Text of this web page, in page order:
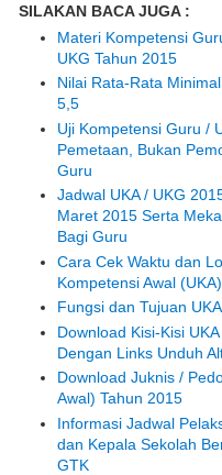
SILAKAN BACA JUGA :
Materi Kompetensi
UKG Tahun 2015
Nilai Rata-Rata
5,5
Uji Kompetensi Guru /
Pemetaan, Bukan
Guru
Jadwal UKA / UKG
Maret 2015 Serta
Bagi Guru
Cara Cek Waktu dan
Kompetensi Awal
Fungsi dan Tujuan
Download Kisi-Kisi
Dengan Links Unduh
Download Juknis /
Awal) Tahun 2015
Informasi Jadwal
dan Kepala Sekolah
GTK